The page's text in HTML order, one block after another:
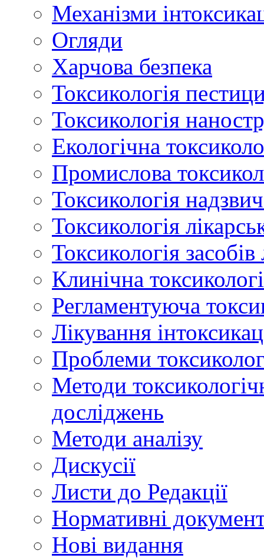
Механізми
Огляди
Харчова безпека
Токсикологія
Токсикологія
Екологічна
Промислова
Токсикологія
Токсикологія
Токсикологія
Клинічна
Регламентуюча
Лікування
Проблеми
Методи
досліджень
Методи аналізу
Дискусії
Листи до Редакції
Нормативні
Нові видання